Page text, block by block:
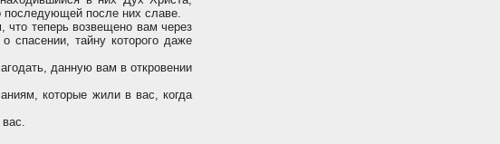
последующей после них славе.
теперь возвещено вам через
спасении, тайну которого даже
данную вам в откровении
которые жили в вас, когда